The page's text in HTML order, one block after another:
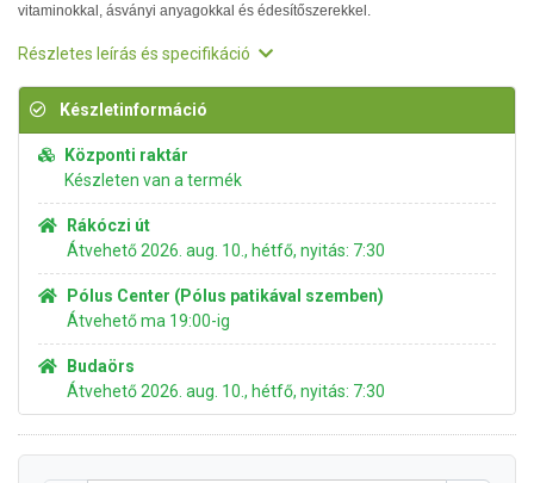
vitaminokkal, ásványi anyagokkal és édesítőszerekkel.
Részletes leírás és specifikáció
Készletinformáció
Központi raktár
Készleten van a termék
Rákóczi út
Átvehető 2026. aug. 10., hétfő, nyitás: 7:30
Pólus Center (Pólus patikával szemben)
Átvehető ma 19:00-ig
Budaörs
Átvehető 2026. aug. 10., hétfő, nyitás: 7:30